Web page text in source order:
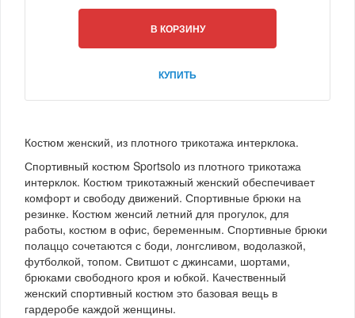
В КОРЗИНУ
КУПИТЬ
Костюм женский, из плотного трикотажа интерклока.
Спортивный костюм Sportsolo из плотного трикотажа
интерклок. Костюм трикотажный женский обеспечивает
комфорт и свободу движений. Спортивные брюки на
резинке. Костюм женсий летний для прогулок, для
работы, костюм в офис, беременным. Спортивные брюки
полаццо сочетаются с боди, лонгсливом, водолазкой,
футболкой, топом. Свитшот с джинсами, шортами,
брюками свободного кроя и юбкой. Качественный
женский спортивный костюм это базовая вещь в
гардеробе каждой женщины.